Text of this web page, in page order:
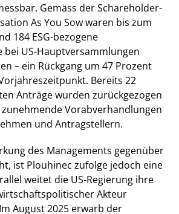
Gemäss der Schareholder-
As You Sow waren bis zum
184 ESG-bezogene
US-Hauptversammlungen
– ein Rückgang um 47 Prozent
Bereits 22
Anträge wurden zurückgezogen
zunehmende Vorabverhandlungen
und Antragstellern.
des Managements gegenüber
ist Plouhinec zufolge jedoch eine
weitet die US-Regierung ihre
Akteur
August 2025 erwarb der